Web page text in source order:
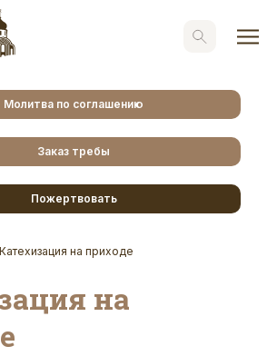
Молитва по соглашению
Заказ требы
Пожертвовать
Катехизация на приходе
на